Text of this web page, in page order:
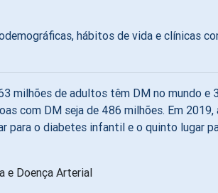
hábitos de vida e clínicas
milhões de adultos têm DM no mundo
com DM seja de 486 milhões. Em 2019,
para o diabetes infantil e o quinto lugar